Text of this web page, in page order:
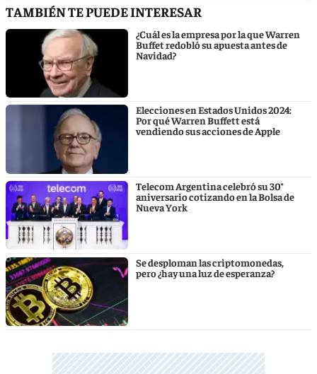
TAMBIÉN TE PUEDE INTERESAR
¿Cuál es la empresa por la que Warren
Buffet redobló su apuesta antes de
Navidad?
Elecciones en Estados Unidos 2024:
Por qué Warren Buffett está
vendiendo sus acciones de Apple
Telecom Argentina celebró su 30°
aniversario cotizando en la Bolsa de
Nueva York
Se desploman las criptomonedas,
pero ¿hay una luz de esperanza?